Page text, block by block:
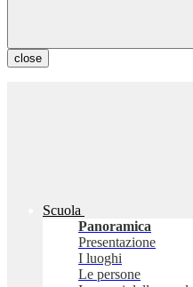
close
Scuola
Panoramica
Presentazione
I luoghi
Le persone